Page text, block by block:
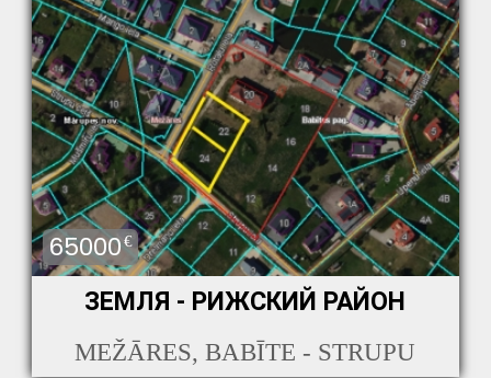
65000€
ЗЕМЛЯ - РИЖСКИЙ РАЙОН
MEŽĀRES, BABĪTE - STRUPU